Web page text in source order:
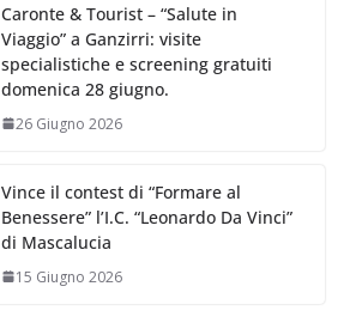
Caronte & Tourist – “Salute in
Viaggio” a Ganzirri: visite
specialistiche e screening gratuiti
domenica 28 giugno.
26 Giugno 2026
Vince il contest di “Formare al
Benessere” l’I.C. “Leonardo Da Vinci”
di Mascalucia
15 Giugno 2026